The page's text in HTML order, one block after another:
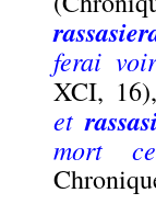
ferai
XCI, 16),
et
mort